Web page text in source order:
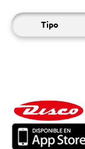
Tipo